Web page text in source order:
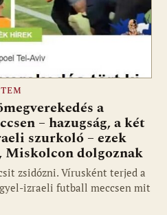
a
– hazugság, a két
szurkoló – ezek
Miskolcon dolgoznak
zsidózni. Vírusként terjed a
izraeli futball meccsen mit